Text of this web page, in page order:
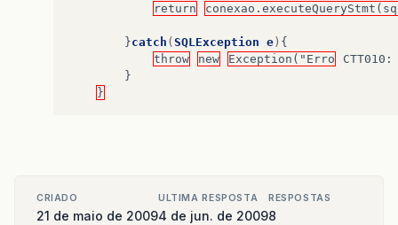
return
}catch ( SQLException e ) {
throw
new Exception("Erro CTT010 :
}
}
CRIADO
21 de maio de 2009
ULTIMA RESPOSTA
4 de jun. de 2009
RESPOSTAS
8